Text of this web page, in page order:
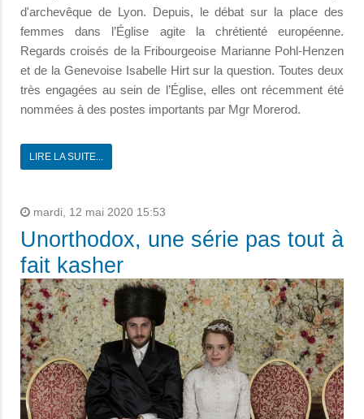
d'archevêque de Lyon. Depuis, le débat sur la place des
femmes dans l’Église agite la chrétienté européenne.
Regards croisés de la Fribourgeoise Marianne Pohl-Henzen
et de la Genevoise Isabelle Hirt sur la question. Toutes deux
très engagées au sein de l’Église, elles ont récemment été
nommées à des postes importants par Mgr Morerod.
LIRE LA SUITE...
mardi, 12 mai 2020 15:53
Unorthodox, une série pas tout à
fait kasher